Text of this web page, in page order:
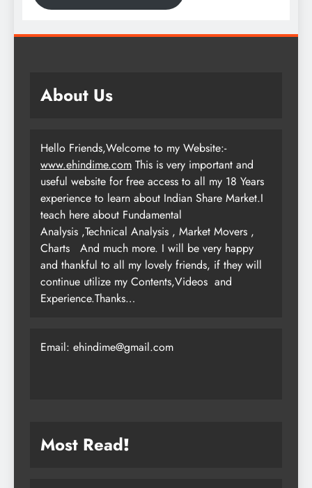
About Us
Hello Friends,Welcome to my Website:-
www.ehindime.com This is very important and
useful website for free access to all my 18 Years
experience to learn about Indian Share Market.I
teach here about Fundamental
Analysis ,Technical Analysis , Market Movers ,
Charts
And much more. I will be very happy
and thankful to all my lovely friends, if they will
continue utilize my Contents,Videos and
Experience.Thanks…
Email: ehindime@gmail.com
Most Read!